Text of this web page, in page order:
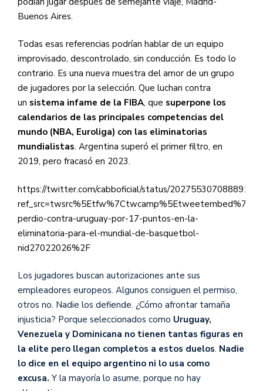
Buenos Aires.
Todas esas referencias podrían hablar de un equipo
improvisado, descontrolado, sin conducción. Es todo lo
contrario. Es una nueva muestra del amor de un grupo
de jugadores por la selección. Que luchan contra
un sistema infame de la FIBA, que superpone los
calendarios de las principales competencias del
mundo (NBA, Euroliga) con las eliminatorias
mundialistas. Argentina superó el primer filtro, en
2019, pero fracasó en 2023.
https://twitter.com/cabboficial/status/
perdio-contra-uruguay-por-17-puntos-en-la-
eliminatoria-para-el-mundial-de-basquetbol-
nid27022026%2F
Los jugadores buscan autorizaciones ante sus
empleadores europeos. Algunos consiguen el permiso,
otros no. Nadie los defiende. ¿Cómo afrontar tamaña
injusticia? Porque seleccionados como Uruguay,
Venezuela y Dominicana no tienen tantas figuras en
la elite pero llegan completos a estos duelos. Nadie
lo dice en el equipo argentino ni lo usa como
excusa. Y la mayoría lo asume, porque no hay